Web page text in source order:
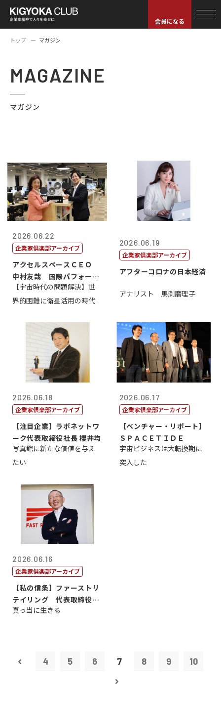
会員になる
トップ マガジン
MAGAZINE
マガジン
2026.06.22
企業家倶楽部アーカイブ
アクセルスペースＣＥＯ
中村友哉 国際パフォーマ
ンス研究所代...
【宇宙時代の問題解決】世
界的困難に衛星活用の時代
2026.06.19
企業家倶楽部アーカイブ
アフターコロナの日本経済
アナリスト 馬渕磨理子
2026.06.18
企業家倶楽部アーカイブ
【注目企業】ラボネットワ
ーク代表取締役社長 櫻井均
写真館に新たな価値を与え
たい
2026.06.17
企業家倶楽部アーカイブ
【ベンチャー・リポート】
ＳＰＡＣＥＴＩＤＥ
宇宙ビジネスは大転換期に
突入した
2026.06.16
企業家倶楽部アーカイブ
【私の信条】ファーストリ
テイリング 代表取締役会
長兼社長 柳...
真っ当に生きる
4 5 6 7 8 9 10